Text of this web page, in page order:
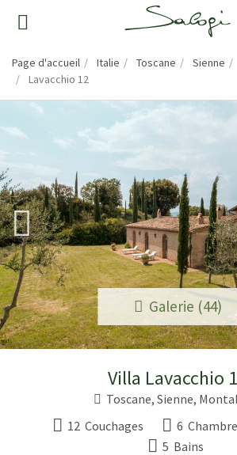
Page d'accueil Italie Toscane Sienne
Lavacchio 12
Galerie (44)
Villa Lavacchio
Toscane, Sienne,
12 Couchages
6
5 Bains